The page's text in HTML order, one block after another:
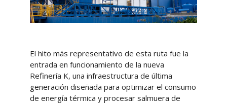
El hito más representativo de esta ruta fue la
entrada en funcionamiento de la nueva
Refinería K, una infraestructura de última
generación diseñada para optimizar el consumo
de energía térmica y procesar salmuera de